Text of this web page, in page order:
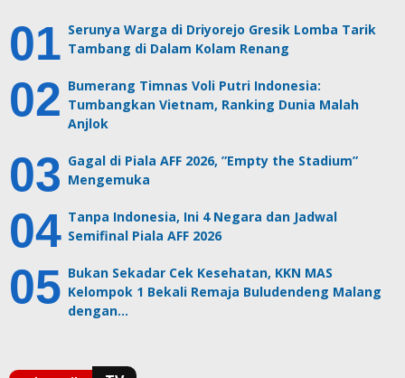
Serunya Warga di Driyorejo Gresik Lomba Tarik
Tambang di Dalam Kolam Renang
Bumerang Timnas Voli Putri Indonesia:
Tumbangkan Vietnam, Ranking Dunia Malah
Anjlok
Gagal di Piala AFF 2026, ”Empty the Stadium”
Mengemuka
Tanpa Indonesia, Ini 4 Negara dan Jadwal
Semifinal Piala AFF 2026
Bukan Sekadar Cek Kesehatan, KKN MAS
Kelompok 1 Bekali Remaja Buludendeng Malang
dengan…